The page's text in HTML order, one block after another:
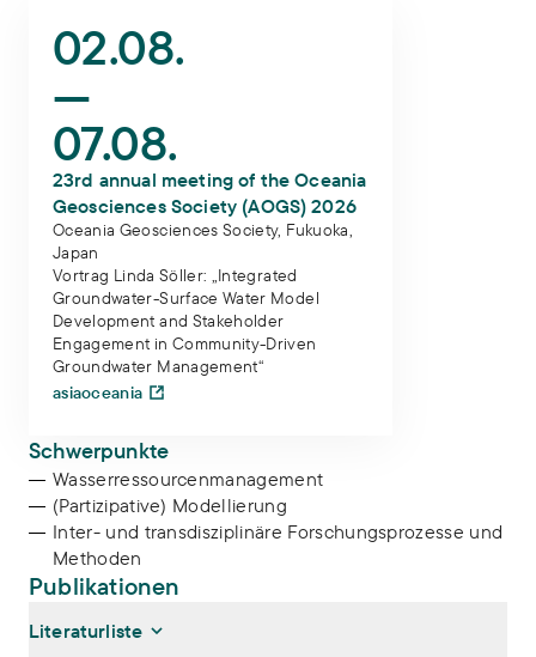
02.08.
—
07.08.
23rd annual meeting of the Oceania
Geosciences Society (AOGS) 2026
Oceania Geosciences Society, Fukuoka,
Japan
Vortrag Linda Söller: „Integrated
Groundwater-Surface Water Model
Development and Stakeholder
Engagement in Community-Driven
Groundwater Management“
asiaoceania
Schwerpunkte
Wasserressourcenmanagement
(Partizipative) Modellierung
Inter- und transdisziplinäre Forschungsprozesse und
Methoden
Publikationen
Literaturliste